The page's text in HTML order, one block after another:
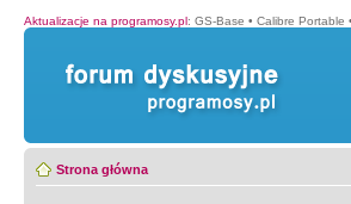
Aktualizacje na programosy.pl: GS-Base • Calibre Portable •
Strona główna